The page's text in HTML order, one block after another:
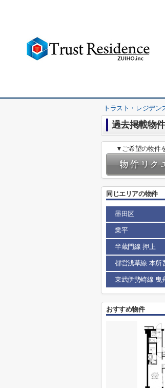
トラスト・レジデ
過去掲載物
▼ご希望の物件
同じエリアの物件
墨田区
業平
半蔵門線 押上
都営浅草線 本所
東武伊勢崎線 曳
おすすめ物件